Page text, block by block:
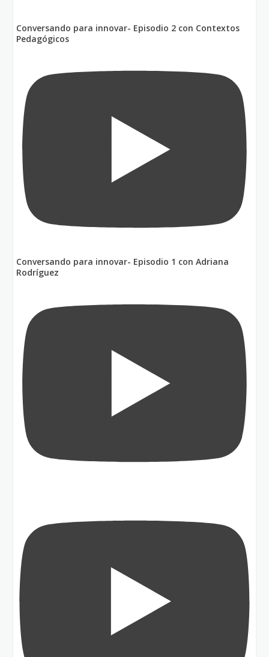
Conversando para innovar- Episodio 2 con Contextos
Pedagógicos
Conversando para innovar- Episodio 1 con Adriana
Rodríguez